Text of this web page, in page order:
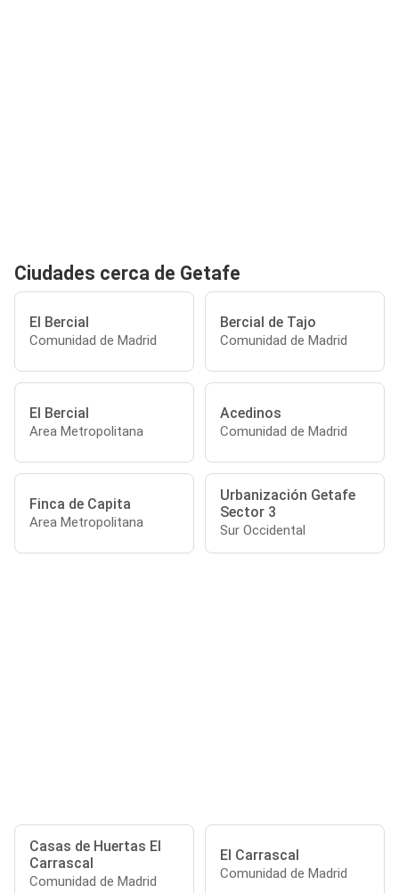
Ciudades cerca de Getafe
El Bercial
Comunidad de Madrid
Bercial de Tajo
Comunidad de Madrid
El Bercial
Area Metropolitana
Acedinos
Comunidad de Madrid
Finca de Capita
Area Metropolitana
Urbanización Getafe
Sector 3
Sur Occidental
Casas de Huertas El
Carrascal
Comunidad de Madrid
El Carrascal
Comunidad de Madrid